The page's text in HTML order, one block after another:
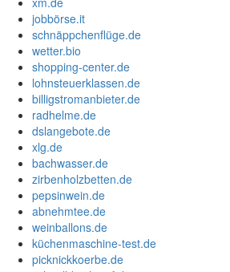
jobbörse.it
schnäppchenflüge.de
wetter.bio
shopping-center.de
lohnsteuerklassen.de
billigstromanbieter.de
radhelme.de
dslangebote.de
xlg.de
bachwasser.de
zirbenholzbetten.de
pepsinwein.de
abnehmtee.de
weinballons.de
küchenmaschine-test.de
picknickkoerbe.de